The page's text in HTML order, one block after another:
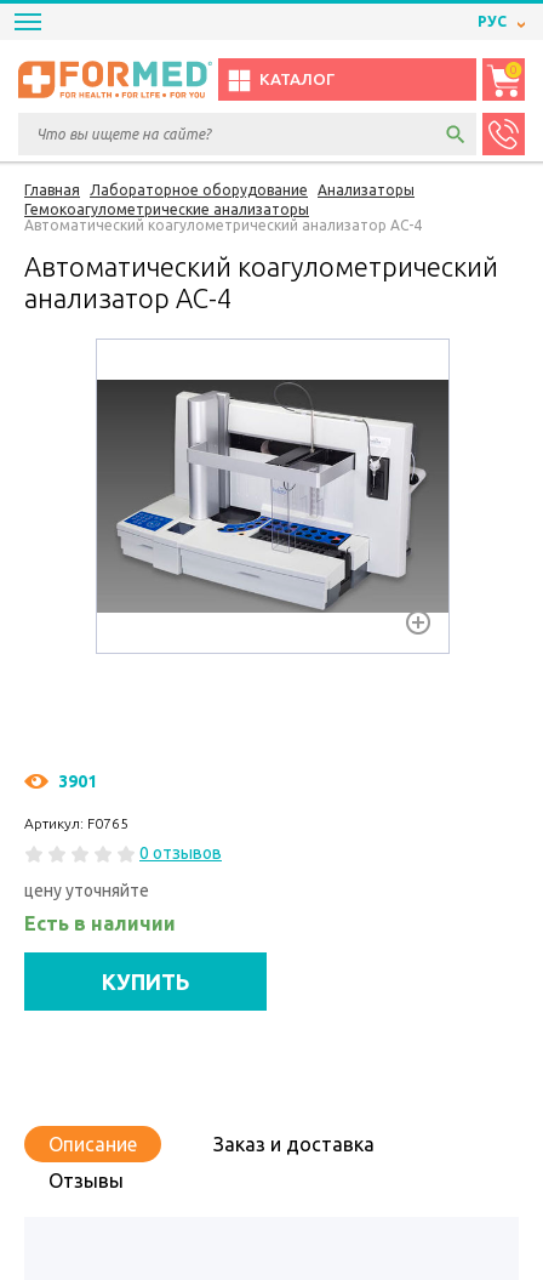
РУС
КАТАЛОГ
0
Главная Лабораторное оборудование
Анализаторы
Гемокоагулометрические анализаторы
Автоматический коагулометрический анализатор AC-4
Автоматический коагулометрический
анализатор AC-4
3901
Артикул: F0765
0 отзывов
цену уточняйте
Есть в наличии
КУПИТЬ
Описание
Заказ и доставка
Отзывы